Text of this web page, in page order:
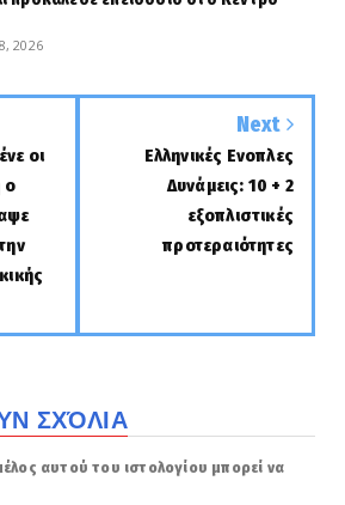
2026
οι
ο
Next
Ελληνικές Ενοπλες
Δυνάμεις: 10 + 2
εξοπλιστικές
προτεραιότητες
ΣΧΌΛΙΑ
αυτού του ιστολογίου μπορεί να